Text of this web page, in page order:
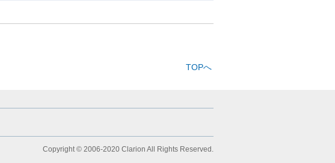
TOPへ
Copyright © 2006-2020 Clarion All Rights Reserved.